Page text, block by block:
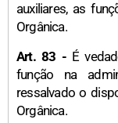
auxiliares, as
Orgânica.
Art. 83 -É
função na
ressalvado o
Orgânica.